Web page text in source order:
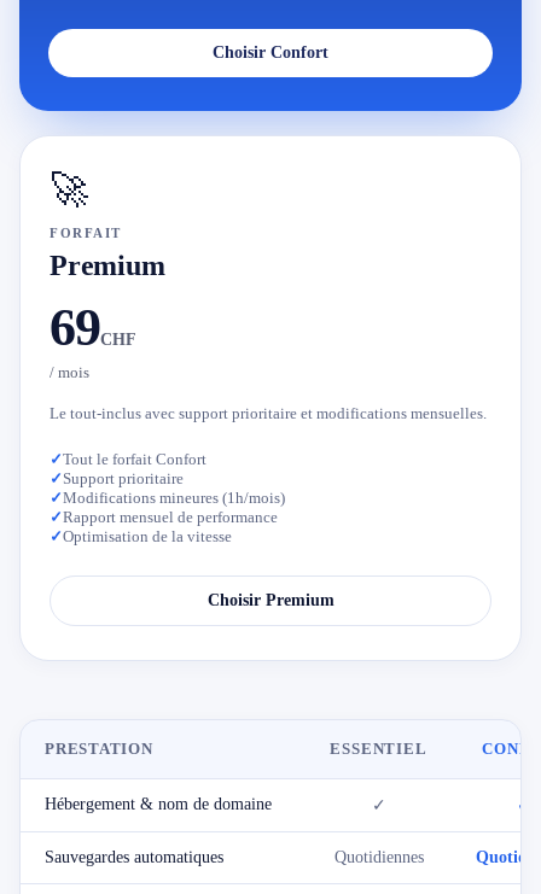
Choisir Confort
🚀
FORFAIT
Premium
69CHF
/ mois
Le tout-inclus avec support prioritaire et modifications mensuelles.
✓Tout le forfait Confort
✓ Support prioritaire
✓Modifications mineures (1h/mois)
✓Rapport mensuel de performance
✓Optimisation de la vitesse
Choisir Premium
PRESTATION ESSENTIEL
Hébergement & nom de domaine ✓ ✓
Sauvegardes automatiques Quotidiennes